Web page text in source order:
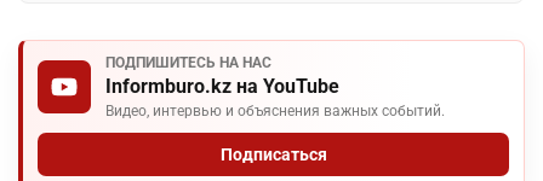
ПОДПИШИТЕСЬ НА НАС
Informburo.kz на YouTube
Видео, интервью и объяснения важных событий.
Подписаться